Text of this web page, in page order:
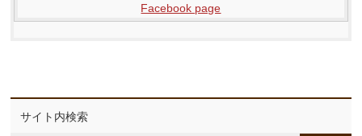
Facebook page
サイト内検索